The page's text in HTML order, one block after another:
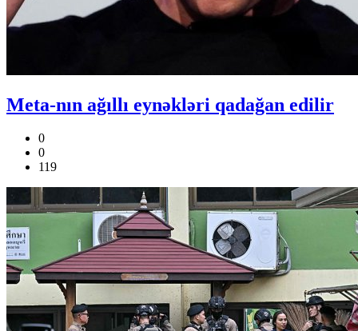
Meta-nın ağıllı eynəkləri qadağan edilir
0
0
119